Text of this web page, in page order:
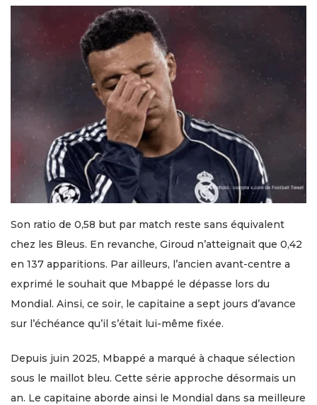
Son ratio de 0,58 but par match reste sans équivalent
chez les Bleus. En revanche, Giroud n’atteignait que 0,42
en 137 apparitions. Par ailleurs, l’ancien avant-centre a
exprimé le souhait que Mbappé le dépasse lors du
Mondial. Ainsi, ce soir, le capitaine a sept jours d’avance
sur l’échéance qu’il s’était lui-même fixée.
Depuis juin 2025, Mbappé a marqué à chaque sélection
sous le maillot bleu. Cette série approche désormais un
an. Le capitaine aborde ainsi le Mondial dans sa meilleure